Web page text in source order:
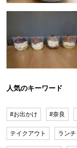
人気のキーワード
#お出かけ #奈良
テイクアウト ランチ